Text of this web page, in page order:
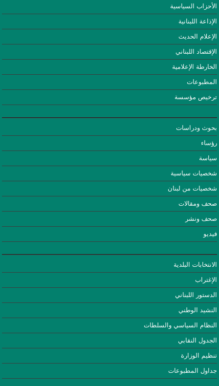
الأحزاب السياسية
الإذاعة اللبنانية
الإعلام الحديث
الإقتصاد اللبناني
الخارطة الإعلامية
المطبوعات
ترخيص مؤسسة
بحوث ودراسات
رؤساء
سياسة
شخصيات سياسية
شخصيات من لبنان
صحف ومقالات
صحف ونشر
فيديو
الانتخابات البلدية
الإغتراب
الدستور اللبناني
النشيد الوطني
النظام السياسي والسلطات
الجدول النقابي
تنظيم الوزارة
جداول المطبوعات